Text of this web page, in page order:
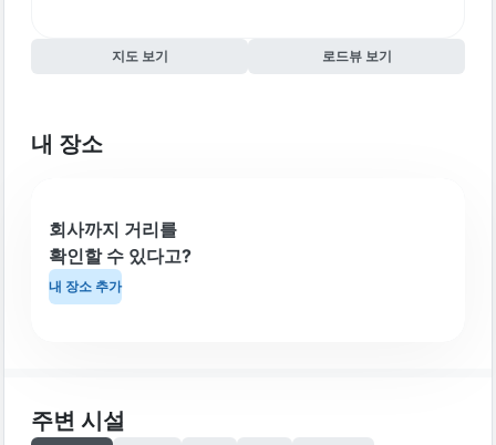
지도 보기 로드뷰 보기
내 장소
회사까지 거리를
확인할 수 있다고?
내 장소 추가
주변 시설